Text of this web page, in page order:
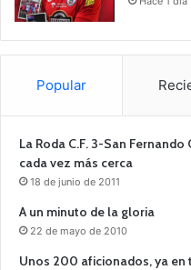
Popular
La Roda C.F. 3-San
cada vez más cerca
18 de junio de 2011
A un minuto de la gloria
22 de mayo de 2010
Unos 200 aficionados, ya